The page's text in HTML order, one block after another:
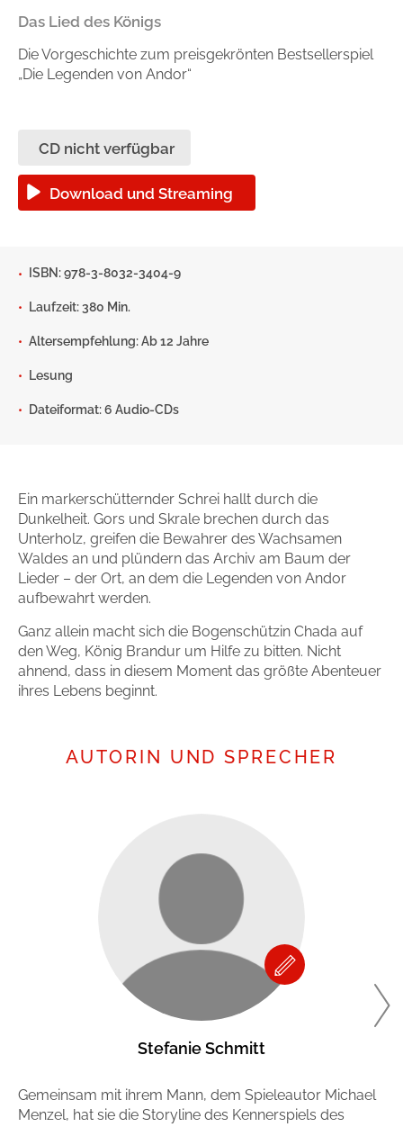
Ratgeber und Sachbuch
Reihen
Zum Titel
Handel
Presse
Autorinnen und Autoren
Das Lied des Königs
Die Vorgeschichte zum preisgekrönten Bestsellerspiel
„Die Legenden von Andor“
CD nicht verfügbar
Download und Streaming
ISBN: 978-3-8032-3404-9
Laufzeit: 380 Min.
Altersempfehlung: Ab 12 Jahre
Lesung
Dateiformat: 6 Audio-CDs
Ein markerschütternder Schrei hallt durch die
Dunkelheit. Gors und Skrale brechen durch das
Unterholz, greifen die Bewahrer des Wachsamen
Waldes an und plündern das Archiv am Baum der
Lieder – der Ort, an dem die Legenden von Andor
aufbewahrt werden.
Ganz allein macht sich die Bogenschützin Chada auf
den Weg, König Brandur um Hilfe zu bitten. Nicht
ahnend, dass in diesem Moment das größte Abenteuer
ihres Lebens beginnt.
AUTORIN UND SPRECHER
Stefanie Schmitt
Gemeinsam mit ihrem Mann, dem Spieleautor Michael
Menzel, hat sie die Storyline des Kennerspiels des